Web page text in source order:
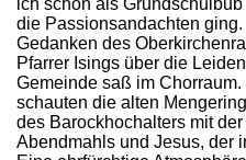
die Passionsandachten
Gedanken des
Pfarrer Isings über die
Gemeinde saß im
schauten die alten
des Barockhochalters mit
Abendmahls und Jesus, der